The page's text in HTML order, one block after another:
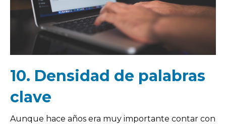
10. Densidad de palabras
clave
Aunque hace años era muy importante contar con